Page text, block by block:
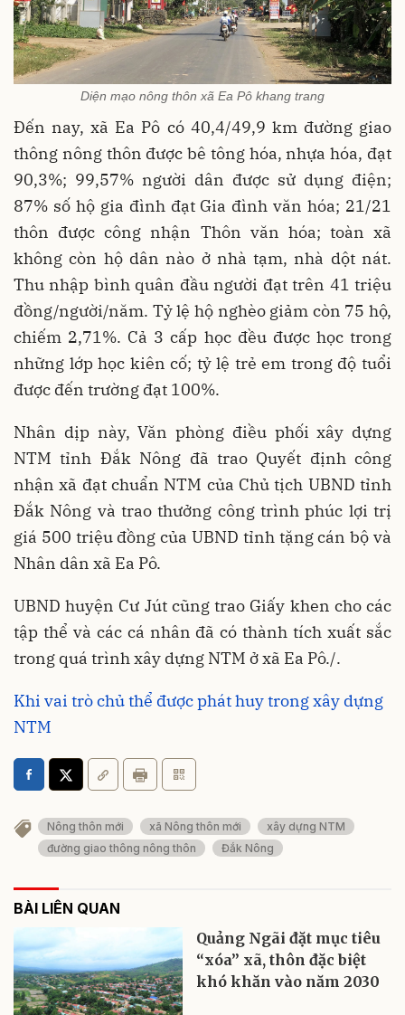
Diện mạo nông thôn xã Ea Pô khang trang
Đến nay, xã Ea Pô có 40,4/49,9 km đường giao
thông nông thôn được bê tông hóa, nhựa hóa, đạt
90,3%; 99,57% người dân được sử dụng điện;
87% số hộ gia đình đạt Gia đình văn hóa; 21/21
thôn được công nhận Thôn văn hóa; toàn xã
không còn hộ dân nào ở nhà tạm, nhà dột nát.
Thu nhập bình quân đầu người đạt trên 41 triệu
đồng/người/năm. Tỷ lệ hộ nghèo giảm còn 75 hộ,
chiếm 2,71%. Cả 3 cấp học đều được học trong
những lớp học kiên cố; tỷ lệ trẻ em trong độ tuổi
được đến trường đạt 100%.
Nhân dịp này, Văn phòng điều phối xây dựng
NTM tỉnh Đắk Nông đã trao Quyết định công
nhận xã đạt chuẩn NTM của Chủ tịch UBND tỉnh
Đắk Nông và trao thưởng công trình phúc lợi trị
giá 500 triệu đồng của UBND tỉnh tặng cán bộ và
Nhân dân xã Ea Pô.
UBND huyện Cư Jút cũng trao Giấy khen cho các
tập thể và các cá nhân đã có thành tích xuất sắc
trong quá trình xây dựng NTM ở xã Ea Pô./.
Khi vai trò chủ thể được phát huy trong xây dựng
NTM
Nông thôn mới xã Nông thôn mới
xây dựng NTM
đường giao thông nông thôn
Đắk Nông
BÀI LIÊN QUAN
Quảng Ngãi đặt mục tiêu
“xóa” xã, thôn đặc biệt
khó khăn vào năm 2030